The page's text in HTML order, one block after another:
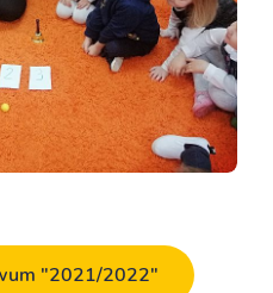
"2021/2022"